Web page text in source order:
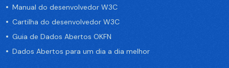
Manual do desenvolvedor W3C
Cartilha do desenvolvedor W3C
Guia de Dados Abertos OKFN
Dados Abertos para um dia a dia melhor